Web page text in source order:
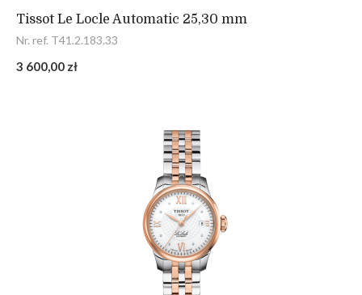
Tissot Le Locle Automatic 25,30 mm
Nr. ref. T41.2.183.33
3 600,00 zł